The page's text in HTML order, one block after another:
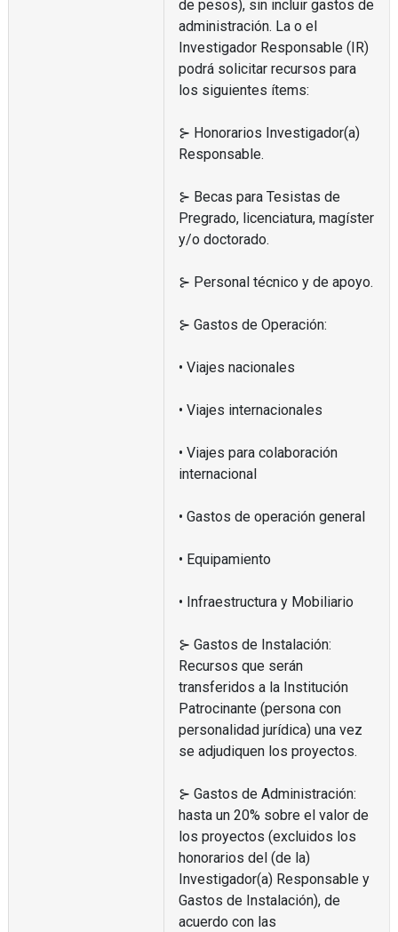
de pesos), sin incluir gastos de
administración. La o el
Investigador Responsable (IR)
podrá solicitar recursos para
los siguientes ítems:
⊱ Honorarios Investigador(a)
Responsable.
⊱ Becas para Tesistas de
Pregrado, licenciatura, magíster
y/o doctorado.
⊱ Personal técnico y de apoyo.
⊱ Gastos de Operación:
• Viajes nacionales
• Viajes internacionales
• Viajes para colaboración
internacional
• Gastos de operación general
• Equipamiento
• Infraestructura y Mobiliario
⊱ Gastos de Instalación:
Recursos que serán
transferidos a la Institución
Patrocinante (persona con
personalidad jurídica) una vez
se adjudiquen los proyectos.
⊱ Gastos de Administración:
hasta un 20% sobre el valor de
los proyectos (excluidos los
honorarios del (de la)
Investigador(a) Responsable y
Gastos de Instalación), de
acuerdo con las